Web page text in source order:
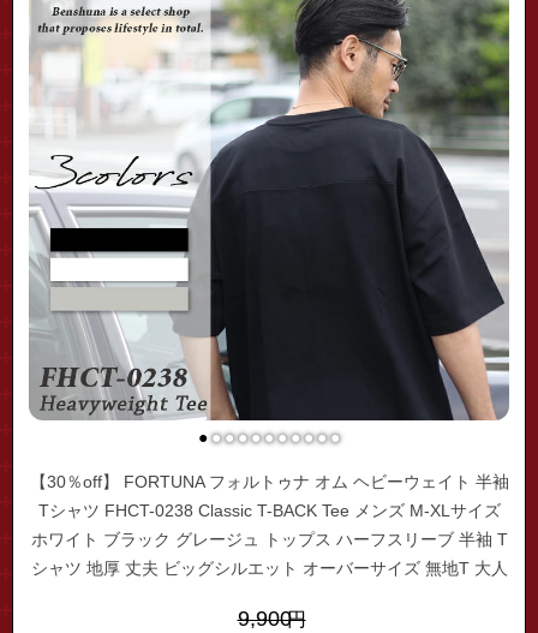
●●●●●●●●●●●
【30％off】 FORTUNA フォルトゥナ オム ヘビーウェイト 半袖
Tシャツ FHCT-0238 Classic T-BACK Tee メンズ M-XLサイズ
ホワイト ブラック グレージュ トップス ハーフスリーブ 半袖 T
シャツ 地厚 丈夫 ビッグシルエット オーバーサイズ 無地T 大人
9,900円